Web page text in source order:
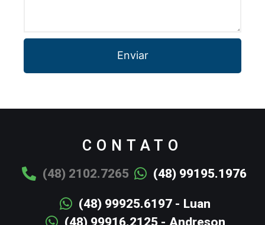
Enviar
CONTATO
(48) 2102.7265 (48) 99195.1976
(48) 99925.6197 - Luan
(48) 99916.2125 - Andreson